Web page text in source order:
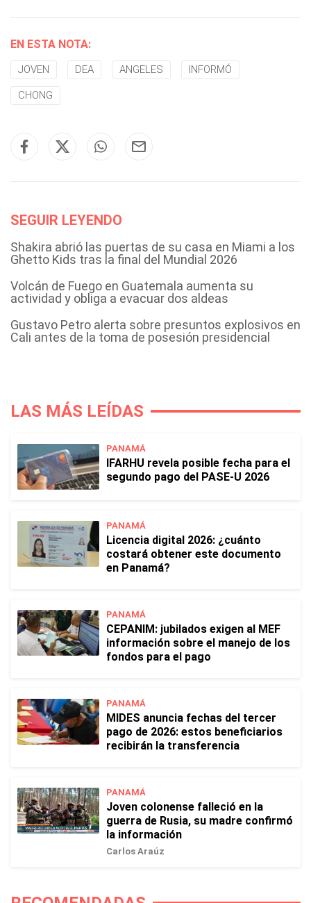
EN ESTA NOTA:
JOVEN DEA ANGELES INFORMÓ
CHONG
SEGUIR LEYENDO
Shakira abrió las puertas de su casa en Miami a los
Ghetto Kids tras la final del Mundial 2026
Volcán de Fuego en Guatemala aumenta su
actividad y obliga a evacuar dos aldeas
Gustavo Petro alerta sobre presuntos explosivos en
Cali antes de la toma de posesión presidencial
LAS MÁS LEÍDAS
PANAMÁ
IFARHU revela posible fecha para el
segundo pago del PASE-U 2026
PANAMÁ
Licencia digital 2026: ¿cuánto
costará obtener este documento
en Panamá?
PANAMÁ
CEPANIM: jubilados exigen al MEF
información sobre el manejo de los
fondos para el pago
PANAMÁ
MIDES anuncia fechas del tercer
pago de 2026: estos beneficiarios
recibirán la transferencia
PANAMÁ
Joven colonense falleció en la
guerra de Rusia, su madre confirmó
la información
Carlos Araúz